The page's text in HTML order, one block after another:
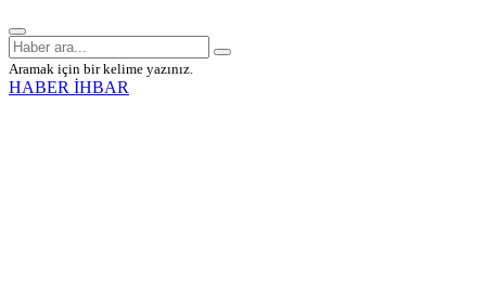
Aramak için bir kelime yazınız.
HABER İHBAR